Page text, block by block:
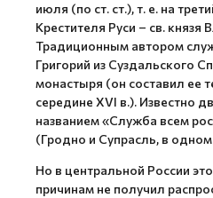
июля (по ст. ст.), т. е. на
Крестителя Руси – св. князя
Традиционным автором
Григорий из Суздальского
монастыря (он составил ее
середине XVI в.). Известно
названием «Служба всем
(Гродно и Супрасль, в
Но в центральной России
причинам не получил